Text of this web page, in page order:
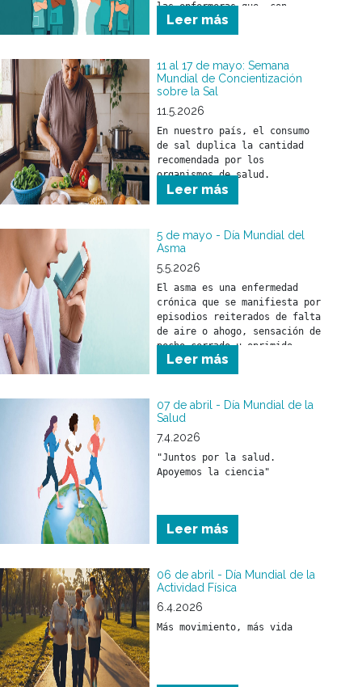
las enfermeras que, con
responsabilidad, compromiso y
profesionalismo, brindan
beneficiarios.
A quienes forman parte de
nuestros equipos de salud,
reconocimiento por la tarea
esencial que desarrollan cada
día.
Leer más
11 al 17 de mayo: Semana
Mundial de Concientización
sobre la Sal
11.5.2026
En nuestro país, el consumo
de sal duplica la cantidad
recomendada por los
organismos de salud.
Leer más
5 de mayo - Día Mundial del
Asma
5.5.2026
El asma es una enfermedad
crónica que se manifiesta por
episodios reiterados de falta
de aire o ahogo, sensación de
pecho cerrado u oprimido,
silbidos en el pecho
(sibilancias) o presencia de
obstrucción al paso del aire
por la vía respiratoria.
Leer más
07 de abril - Día Mundial de la
Salud
7.4.2026
"Juntos por la salud.
Leer más
06 de abril - Día Mundial de la
Actividad Física
6.4.2026
Más movimiento, más vida